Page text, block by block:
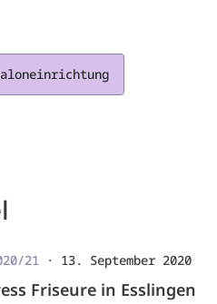
21 · 13. September 2020
Friseure in Esslingen